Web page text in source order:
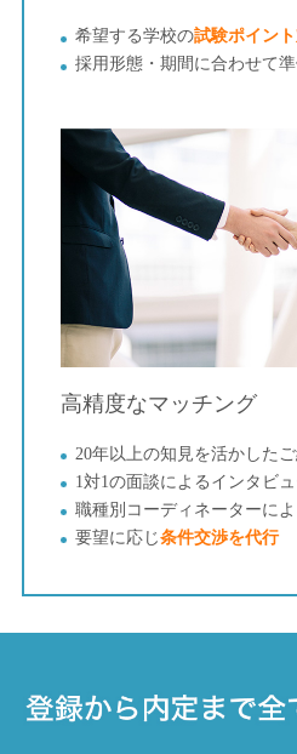
希望する学校の試験ポイン
採⽤形態・期間に合わせて
⾼精度なマッチング
20年以上の知見を活かした
1対1の⾯談によるインタビ
職種別コーディネーターに
要望に応じ条件交渉を代⾏